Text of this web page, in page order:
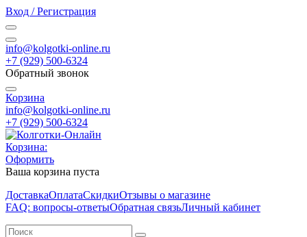
Вход / Регистрация
info@kolgotki-online.ru
+7 (929) 500-6324
Обратный звонок
Корзина
info@kolgotki-online.ru
+7 (929) 500-6324
Корзина:
Оформить
Ваша корзина пуста
ДоставкаОплатаСкидкиОтзывы о магазине
FAQ: вопросы-ответыОбратная связьЛичный кабинет